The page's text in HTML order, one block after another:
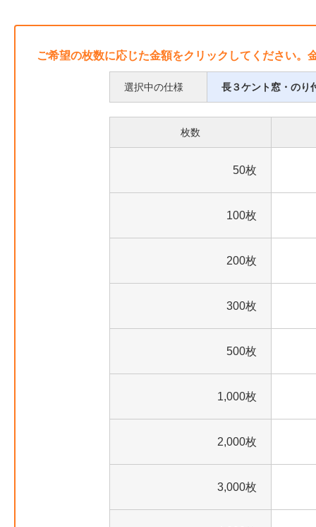
ご希望の枚数に応じた金額をクリックしてください
選択中の仕様 長３ケント窓・のり
枚数
50枚
100枚
200枚
300枚
500枚
1,000枚
2,000枚
3,000枚